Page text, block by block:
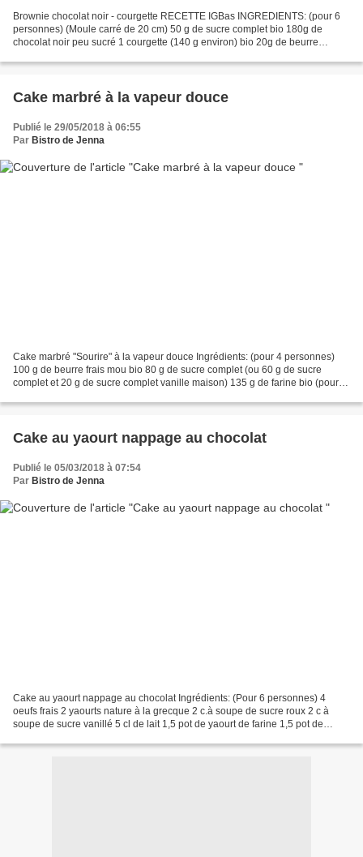
Brownie chocolat noir - courgette RECETTE IGBas INGREDIENTS: (pour 6
personnes) (Moule carré de 20 cm) 50 g de sucre complet bio 180g de
chocolat noir peu sucré 1 courgette (140 g environ) bio 20g de beurre
Cake marbré à la vapeur douce
Publié le 29/05/2018 à 06:55
Par Bistro de Jenna
Cake marbré "Sourire" à la vapeur douce Ingrédients: (pour 4 personnes)
100 g de beurre frais mou bio 80 g de sucre complet (ou 60 g de sucre
complet et 20 g de sucre complet vanille maison) 135 g de farine bio (pour
Cake au yaourt nappage au chocolat
Publié le 05/03/2018 à 07:54
Par Bistro de Jenna
Cake au yaourt nappage au chocolat Ingrédients: (Pour 6 personnes) 4
oeufs frais 2 yaourts nature à la grecque 2 c.à soupe de sucre roux 2 c à
soupe de sucre vanillé 5 cl de lait 1,5 pot de yaourt de farine 1,5 pot de